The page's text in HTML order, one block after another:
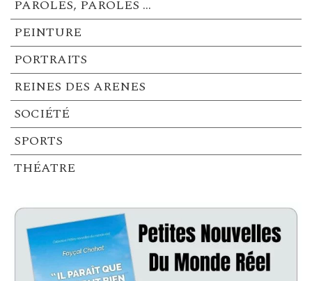
PAROLES, PAROLES …
PEINTURE
PORTRAITS
REINES DES ARENES
SOCIÉTÉ
SPORTS
THÉATRE